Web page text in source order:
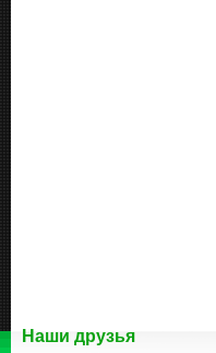
Наши друзья